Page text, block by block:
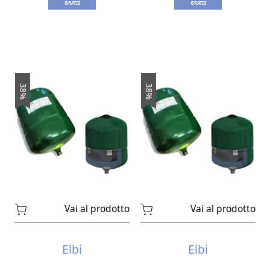
l'integrità dell'impianto.
Una membrana
flessibile separa il fluido da una
camera pre-caricata con gas.
Vasi di espansione a membrana
Vasi a cuscino d'aria:
L'aria funge da
Vasi di espansione a cuscino d'aria
Vantaggi:
GRATIS
GRATIS
38%
Vai al prodotto
Elbi
38%
Vai al prodotto
Elbi